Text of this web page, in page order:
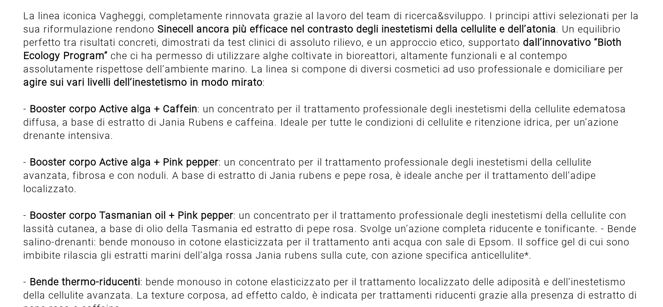
La linea iconica Vagheggi, completamente rinnovata grazie al lavoro del team di ricerca&sviluppo. I principi attivi selezionati per la
sua riformulazione rendono Sinecell ancora più efficace nel contrasto degli inestetismi della cellulite e dell’atonia. Un equilibrio
perfetto tra risultati concreti, dimostrati da test clinici di assoluto rilievo, e un approccio etico, supportato dall’innovativo “Bioth
Ecology Program” che ci ha permesso di utilizzare alghe coltivate in bioreattori, altamente funzionali e al contempo
assolutamente rispettose dell’ambiente marino. La linea si compone di diversi cosmetici ad uso professionale e domiciliare per
agire sui vari livelli dell’inestetismo in modo mirato:
- Booster corpo Active alga + Caffein: un concentrato per il trattamento professionale degli inestetismi della cellulite edematosa
diffusa, a base di estratto di Jania Rubens e caffeina. Ideale per tutte le condizioni di cellulite e ritenzione idrica, per un’azione
drenante intensiva.
- Booster corpo Active alga + Pink pepper: un concentrato per il trattamento professionale degli inestetismi della cellulite
avanzata, fibrosa e con noduli. A base di estratto di Jania rubens e pepe rosa, è ideale anche per il trattamento dell’adipe
localizzato.
- Booster corpo Tasmanian oil + Pink pepper: un concentrato per il trattamento professionale degli inestetismi della cellulite con
lassità cutanea, a base di olio della Tasmania ed estratto di pepe rosa. Svolge un’azione completa riducente e tonificante. - Bende
salino-drenanti: bende monouso in cotone elasticizzata per il trattamento anti acqua con sale di Epsom. Il soffice gel di cui sono
imbibite rilascia gli estratti marini dell’alga rossa Jania rubens sulla cute, con azione specifica anticellulite*.
- Bende thermo-riducenti: bende monouso in cotone elasticizzato per il trattamento localizzato delle adiposità e dell’inestetismo
della cellulite avanzata. La texture corposa, ad effetto caldo, è indicata per trattamenti riducenti grazie alla presenza di estratto di